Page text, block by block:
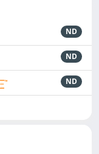
ND
ND
ND